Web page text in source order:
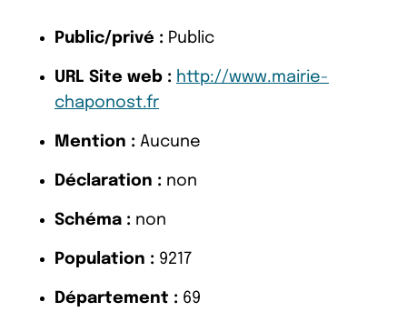
Public/privé : Public
URL Site web : http://www.mairie-
chaponost.fr
Mention : Aucune
Déclaration : non
Schéma : non
Population : 9217
Département : 69